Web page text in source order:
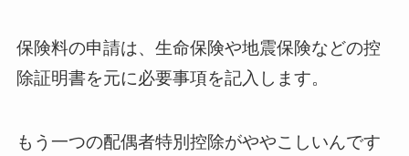
保険料の申請は、生命保険や地震保険などの控
除証明書を元に必要事項を記入します。
もう一つの配偶者特別控除がややこしいんです